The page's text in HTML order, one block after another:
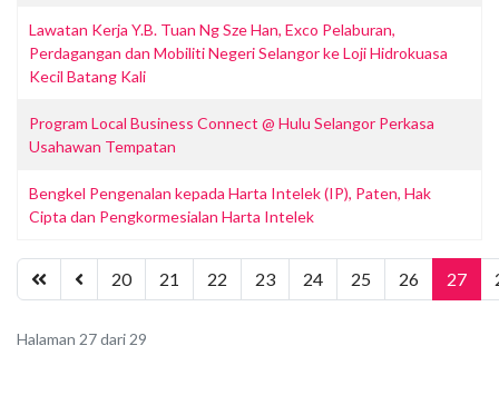
Lawatan Kerja Y.B. Tuan Ng Sze Han, Exco Pelaburan,
Perdagangan dan Mobiliti Negeri Selangor ke Loji Hidrokuasa
Kecil Batang Kali
Program Local Business Connect @ Hulu Selangor Perkasa
Usahawan Tempatan
Bengkel Pengenalan kepada Harta Intelek (IP), Paten, Hak
Cipta dan Pengkormesialan Harta Intelek
20 21 22 23 24 25 26 27
Halaman 27 dari 29